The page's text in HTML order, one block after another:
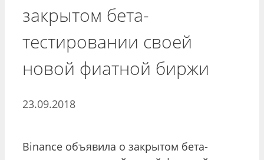
закрытом бета-
тестировании своей
новой фиатной биржи
23.09.2018
Binance объявила о закрытом бета-